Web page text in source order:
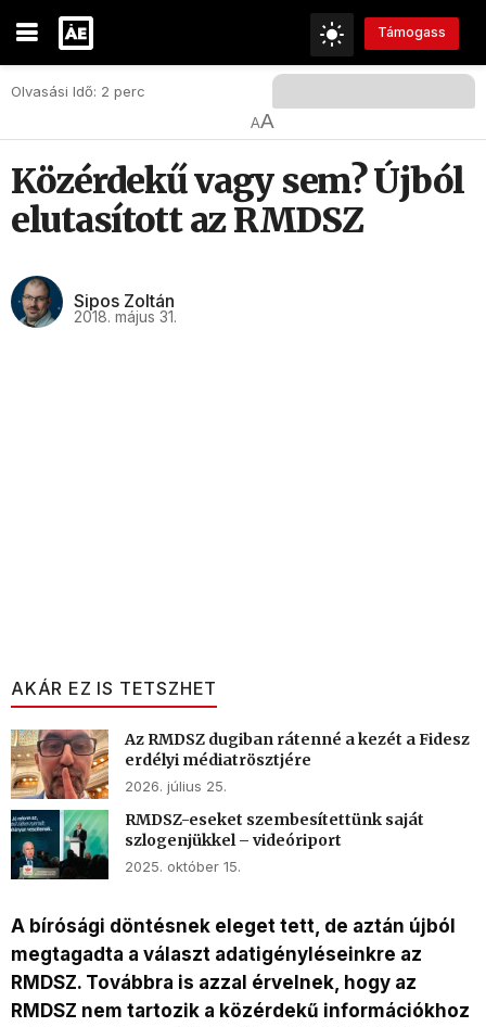
Támogass
Olvasási Idő: 2 perc
AA
Közérdekű vagy sem? Újból
elutasított az RMDSZ
Sipos Zoltán
2018. május 31.
AKÁR EZ IS TETSZHET
Az RMDSZ dugiban rátenné a kezét a Fidesz
erdélyi médiatrösztjére
2026. július 25.
RMDSZ-eseket szembesítettünk saját
szlogenjükkel – videóriport
2025. október 15.
A bírósági döntésnek eleget tett, de aztán újból
megtagadta a választ adatigényléseinkre az
RMDSZ. Továbbra is azzal érvelnek, hogy az
RMDSZ nem tartozik a közérdekű információkhoz